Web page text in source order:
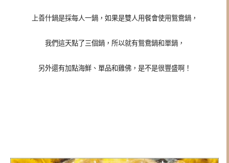
上善什鍋是採每人一鍋，如果是雙人用餐會使用鴛鴦鍋，
我們這天點了三個鍋，所以就有鴛鴦鍋和單鍋，
另外還有加點海鮮、單品和雞佛，是不是很豐盛啊！